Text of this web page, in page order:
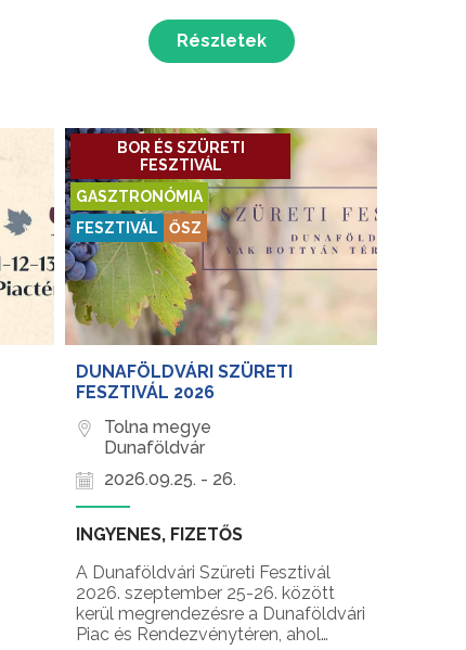
játszóház, csillagászat és
kézműves foglalkozások várják az
érdeklődőket ezen a különleges
Részletek
BOR ÉS SZÜRETI
FESZTIVÁL
GASZTRONÓMIA
FESZTIVÁL
ŐSZ
DUNAFÖLDVÁRI SZÜRETI
FESZTIVÁL 2026
Tolna megye
Dunaföldvár
2026.09.25. - 26.
INGYENES, FIZETŐS
A Dunaföldvári Szüreti Fesztivál
2026. szeptember 25-26. között
kerül megrendezésre a Dunaföldvári
Piac és Rendezvénytéren, ahol